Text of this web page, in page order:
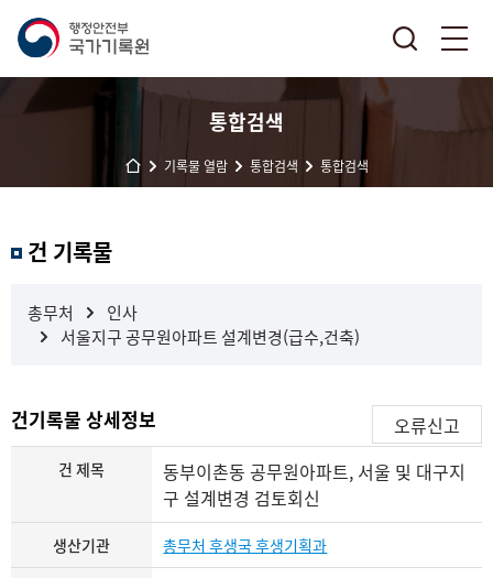
통합검색
기록물 열람 통합검색 통합검색
과 건 기록물
총무처
인사
서울지구 공무원아파트 설계변경(급수,건축)
건기록물 상세정보 오류신고
건 제목
동부이촌동 공무원아파트, 서울 및 대구지
구 설계변경 검토회신
생산기관 총무처 후생국 후생기획과